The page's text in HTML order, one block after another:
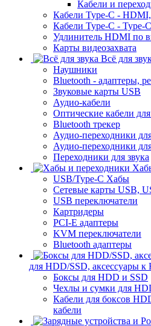
Кабели и
Кабели Type-C -
Кабели Type-C - Type-
Удлинитель HDMI по
Карты видеозахвата
Всё для
Наушники
Bluetooth - адаптеры,
Звуковые карты USB
Аудио-кабели
Оптические кабели
Bluetooth трекер
Аудио-переходники
Аудио-переходники
Переходники для звука
USB/Type-C Хабы
Сетевые карты USB,
USB переключатели
Картридеры
PCI-E адаптеры
KVM переключатели
Bluetooth адаптеры
для HDD/SSD, аксессуары к
Боксы для HDD и SSD
Чехлы и сумки для
Кабели для боксов
кабели